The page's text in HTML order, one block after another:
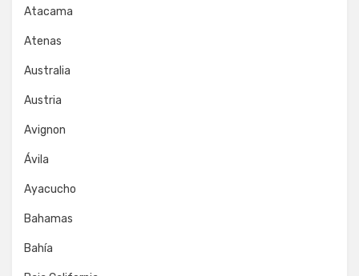
Atacama
Atenas
Australia
Austria
Avignon
Ávila
Ayacucho
Bahamas
Bahía